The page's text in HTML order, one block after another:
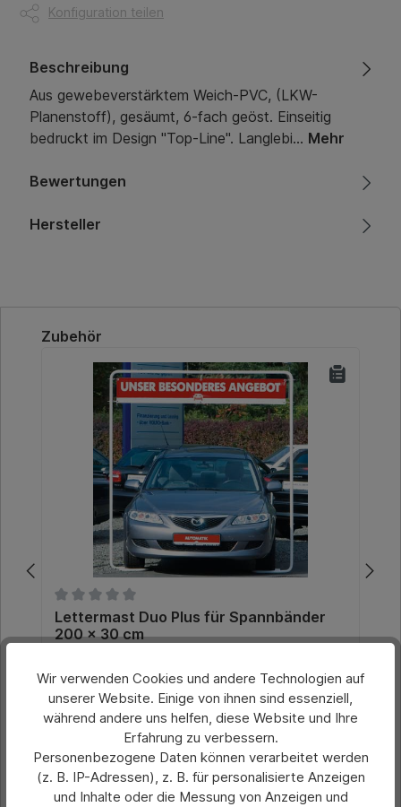
Konfiguration teilen
Beschreibung
Aus gewebeverstärktem Weich-PVC, (LKW-
Planenstoff), gesäumt, 6-fach geöst. Einseitig
bedruckt im Design "Top-Line". Langlebi… Mehr
Bewertungen
Hersteller
Produktgalerie überspringen
Zubehör
Durchschnittliche Bewertung von 0 von 5 Sternen
Lettermast Duo Plus für Spannbänder
200 x 30 cm
Preis pro Stück ohne Spannband:
227,90 €*
Preise exkl. MwSt. zzgl. Versandkosten
In den Warenkorb
Wir verwenden Cookies und andere Technologien auf
unserer Website. Einige von ihnen sind essenziell,
während andere uns helfen, diese Website und Ihre
Erfahrung zu verbessern.
Personenbezogene Daten können verarbeitet werden
(z. B. IP-Adressen), z. B. für personalisierte Anzeigen
und Inhalte oder die Messung von Anzeigen und